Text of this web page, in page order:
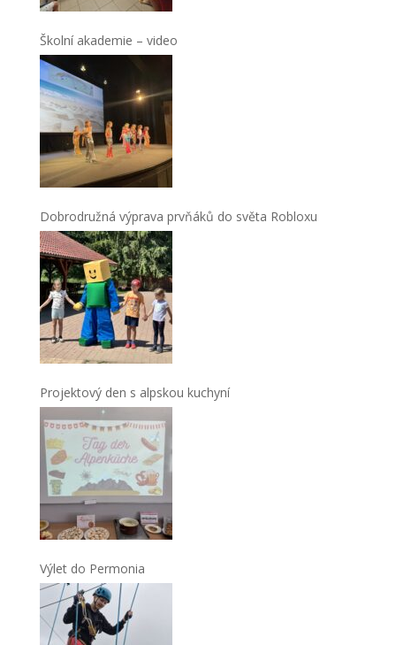
Školní akademie – video
Dobrodružná výprava prvňáků do světa Robloxu
Projektový den s alpskou kuchyní
Výlet do Permonia